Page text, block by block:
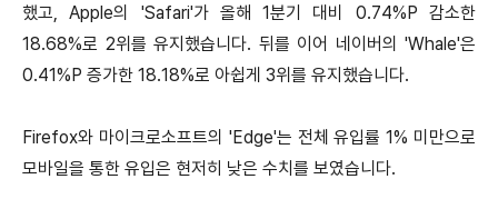
했고, Apple의 'Safari'가 올해 1분기 대비 0.74%P 감소한
18.68%로 2위를 유지했습니다. 뒤를 이어 네이버의 'Whale'은
0.41%P 증가한 18.18%로 아쉽게 3위를 유지했습니다.
Firefox와 마이크로소프트의 'Edge'는 전체 유입률 1% 미만으로
모바일을 통한 유입은 현저히 낮은 수치를 보였습니다.